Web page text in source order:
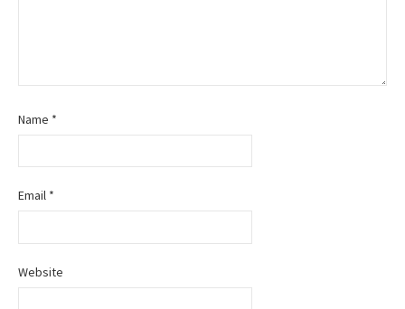
Name *
Email *
Website